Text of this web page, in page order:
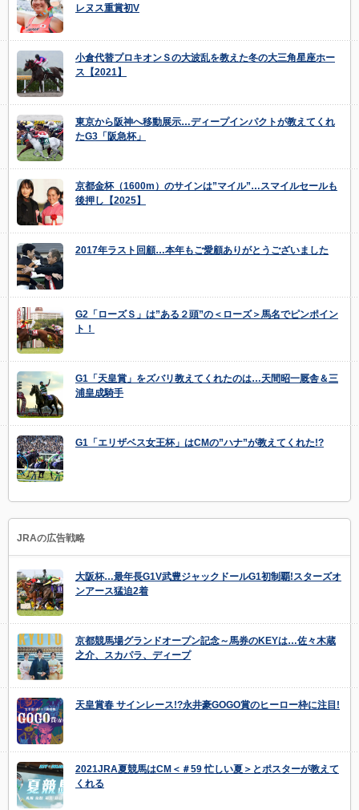
レヌス重賞初V
小倉代替プロキオンＳの大波乱を教えた冬の大三角星座ホー
ス【2021】
東京から阪神へ移動展示…ディープインパクトが教えてくれ
たG3「阪急杯」
京都金杯（1600m）のサインは”マイル”…スマイルセールも
後押し【2025】
2017年ラスト回顧…本年もご愛顧ありがとうございました
G2「ローズＳ」は”ある２頭”の＜ローズ＞馬名でピンポイン
ト！
G1「天皇賞」をズバリ教えてくれたのは…天間昭一厩舎＆三
浦皇成騎手
G1「エリザベス女王杯」はCMの”ハナ”が教えてくれた!?
JRAの広告戦略
大阪杯…最年長G1V武豊ジャックドールG1初制覇!スターズオ
ンアース猛迫2着
京都競馬場グランドオープン記念～馬券のKEYは…佐々木蔵
之介、スカパラ、ディープ
天皇賞春 サインレース!?永井豪GOGO賞のヒーロー枠に注目!
2021JRA夏競馬はCM＜＃59 忙しい夏＞とポスターが教えて
くれる